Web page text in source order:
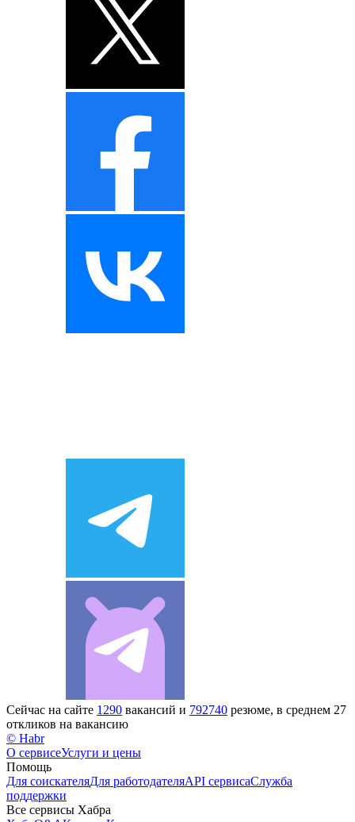
Сейчас на сайте 1290 вакансий и 792740 резюме, в среднем 27
откликов на вакансию
© Habr
О сервисеУслуги и цены
Помощь
Для соискателяДля работодателяAPI сервисаСлужба
поддержки
Все сервисы Хабра